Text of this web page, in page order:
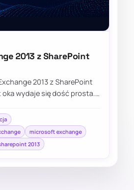
2013 z SharePoint
2013 z SharePoint
oka wydaje się dość prosta.
microsoft exchange
2013